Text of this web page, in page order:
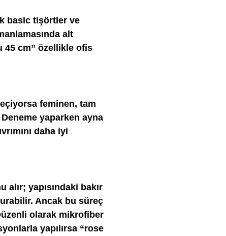
basic tişörtler ve
alt
45 cm” özellikle ofis
feminen, tam
yaparken ayna
daha iyi
alır; yapısındaki bakır
Ancak bu süreç
olarak mikrofiber
yapılırsa “rose